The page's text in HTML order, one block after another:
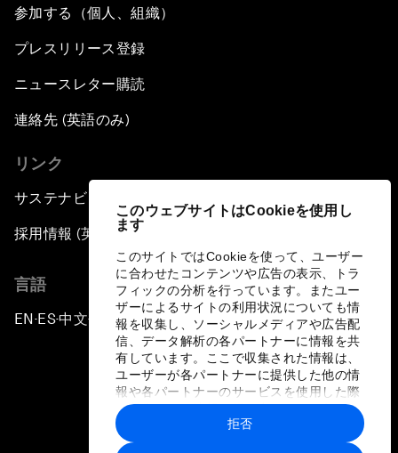
このウェブサイトはCookieを使用し
ます
このサイトではCookieを使って、ユーザー
に合わせたコンテンツや広告の表示、トラ
フィックの分析を行っています。またユー
ザーによるサイトの利用状況についても情
報を収集し、ソーシャルメディアや広告配
信、データ解析の各パートナーに情報を共
有しています。ここで収集された情報は、
ユーザーが各パートナーに提供した他の情
報や各パートナーのサービスを使用した際
に収集された情報と組み合わされ、各パー
トナーによって使用されることがありま
す。
拒否
参加する（個人、組織）
プレスリリース登録
ニュースレター購読
連絡先 (英語のみ)
リンク
サステナビリティへの取り組み
採用情報 (英語のみ)
言語
EN ▪ ES▪中文▪ 日本語
プライバシーポリシーと利用規約